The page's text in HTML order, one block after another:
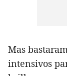
Mas
intensivos